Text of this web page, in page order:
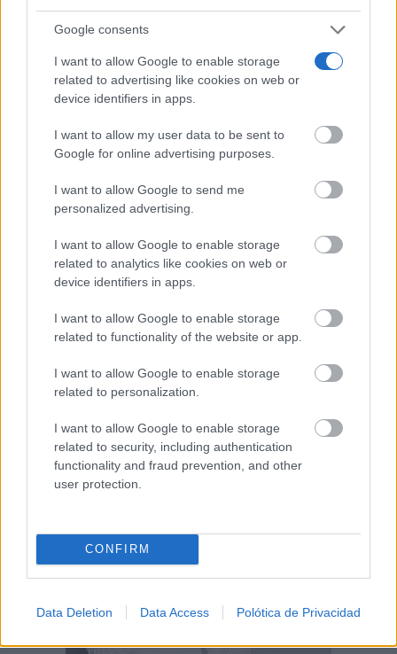
Google consents
I want to allow Google to enable storage
related to advertising like cookies on web or
device identifiers in apps.
I want to allow my user data to be sent to
Google for online advertising purposes.
I want to allow Google to send me
personalized advertising.
I want to allow Google to enable storage
related to analytics like cookies on web or
device identifiers in apps.
I want to allow Google to enable storage
related to functionality of the website or app.
I want to allow Google to enable storage
related to personalization.
I want to allow Google to enable storage
related to security, including authentication
functionality and fraud prevention, and other
user protection.
CONFIRM
Data Deletion Data Access Polótica de Privacidad